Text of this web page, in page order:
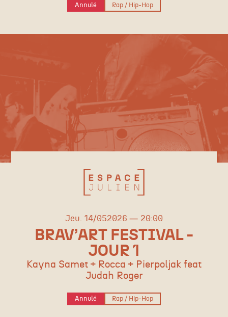
Annulé Rap / Hip-Hop
jeudi
Jeu. 14/mai
052026 20:00
BRAV’ART FESTIVAL -
JOUR 1
Kayna Samet + Rocca + Pierpoljak feat
Judah Roger
Annulé Rap / Hip-Hop